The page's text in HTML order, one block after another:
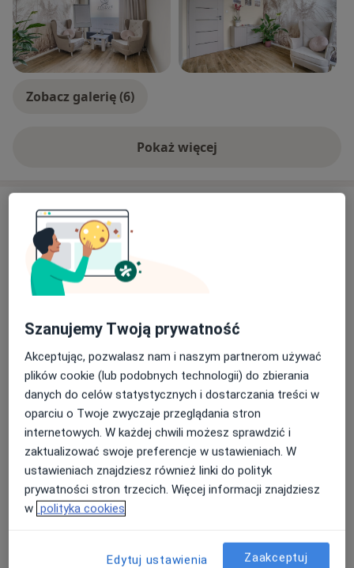
Zobacz galerię (6)
Pokaż więcejo doświadczeniu
Usługi i ceny
Konsultacja psychologiczna
240 zł Szczegóły
Konsultacja psychologiczna (pierwsza wizyta)
240 zł Szczegóły
Psychoterapia indywidualna
240 zł Szczegóły
Konsultacja online
240 zł Szczegóły
Konsultacja online (pierwsza)
240 zł Szczegóły
Szanujemy Twoją prywatność
Akceptując, pozwalasz nam i naszym partnerom używać
plików cookie (lub podobnych technologii) do zbierania
danych do celów statystycznych i dostarczania treści w
oparciu o Twoje zwyczaje przeglądania stron
internetowych. W każdej chwili możesz sprawdzić i
zaktualizować swoje preferencje w ustawieniach. W
ustawieniach znajdziesz również linki do polityk
prywatności stron trzecich. Więcej informacji znajdziesz
w polityka cookies
Edytuj ustawienia Zaakceptuj